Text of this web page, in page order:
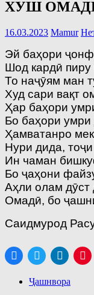
ХУШ
16.03.2023 Mamur
Эй баҳори
Шод кардӣ
То наҷӯям ман
Худ сари вақт
Ҳар баҳори
Бо баҳори
Ҳамватанро
Нури дида,
Ин чаман
Бо ҷаҳони
Аҳли олам дӯст
Омадӣ, бо
Саидмурод
Ҷашнвора